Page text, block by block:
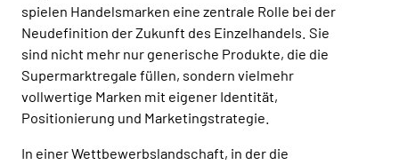
spielen Handelsmarken eine zentrale Rolle bei der
Neudefinition der Zukunft des Einzelhandels. Sie
sind nicht mehr nur generische Produkte, die die
Supermarktregale füllen, sondern vielmehr
vollwertige Marken mit eigener Identität,
Positionierung und Marketingstrategie.
In einer Wettbewerbslandschaft, in der die